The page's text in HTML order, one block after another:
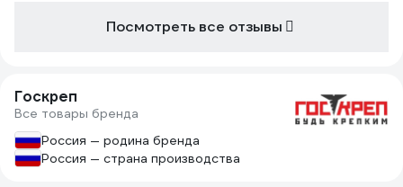
Посмотреть все отзывы
Госкреп
Все товары бренда
Россия — родина бренда
Россия — страна производства